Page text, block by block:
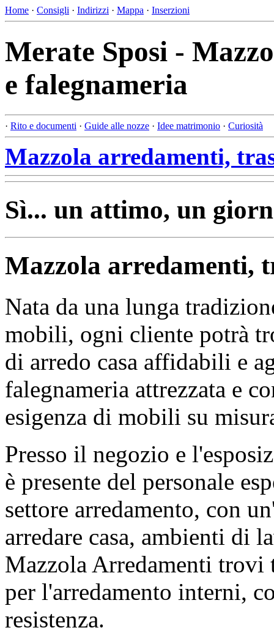
Home · Consigli · Indirizzi · Mappa · Inserzioni
Merate Sposi -
e falegnameria
· Rito e documenti · Guide alle nozze · Idee matrimonio · Curiosità
Mazzola arredamenti,
Sì... un attimo, un
Mazzola arredamenti,
Nata da una lunga
mobili, ogni cliente potrà
di arredo casa affidabili e
falegnameria attrezzata e
esigenza di mobili su
Presso il negozio e
è presente del personale
settore arredamento, con
arredare casa, ambienti di
Mazzola Arredamenti
per l'arredamento interni,
resistenza.